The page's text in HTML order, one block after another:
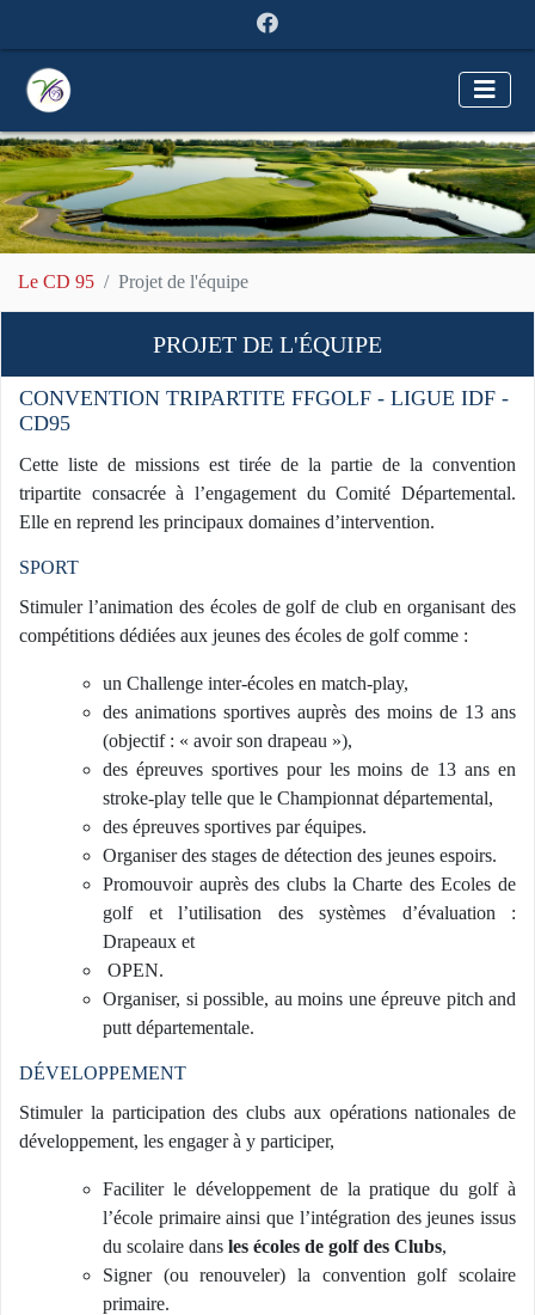
Le CD 95 Projet de l'équipe
PROJET DE L'ÉQUIPE
CONVENTION TRIPARTITE FFGOLF - LIGUE IDF -
CD95
Cette liste de missions est tirée de la partie de la convention
tripartite consacrée à l’engagement du Comité Départemental.
Elle en reprend les principaux domaines d’intervention.
SPORT
Stimuler l’animation des écoles de golf de club en organisant des
compétitions dédiées aux jeunes des écoles de golf comme :
un Challenge inter-écoles en match-play,
des animations sportives auprès des moins de 13 ans
(objectif : « avoir son drapeau »),
des épreuves sportives pour les moins de 13 ans en
stroke-play telle que le Championnat départemental,
des épreuves sportives par équipes.
Organiser des stages de détection des jeunes espoirs.
Promouvoir auprès des clubs la Charte des Ecoles de
golf et l’utilisation des systèmes d’évaluation :
Drapeaux et
OPEN.
Organiser, si possible, au moins une épreuve pitch and
putt départementale.
DÉVELOPPEMENT
Stimuler la participation des clubs aux opérations nationales de
développement, les engager à y participer,
Faciliter le développement de la pratique du golf à
l’école primaire ainsi que l’intégration des jeunes issus
du scolaire dans les écoles de golf des Clubs,
Signer (ou renouveler) la convention golf scolaire
primaire.